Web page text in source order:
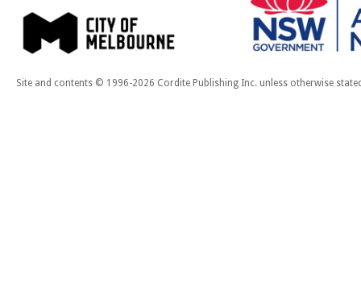
Site and contents © 1996-2026 Cordite Publishing Inc. unless otherwise